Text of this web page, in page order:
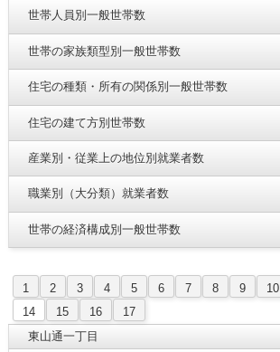
世帯人員別一般世帯数
世帯の家族類型別一般世帯数
住宅の種類・所有の関係別一般世帯数
住宅の建て方別世帯数
産業別・従業上の地位別就業者数
職業別（大分類）就業者数
世帯の経済構成別一般世帯数
1 2 3 4 5 6 7 8 9 10
14
15 16
17
東山通一丁目